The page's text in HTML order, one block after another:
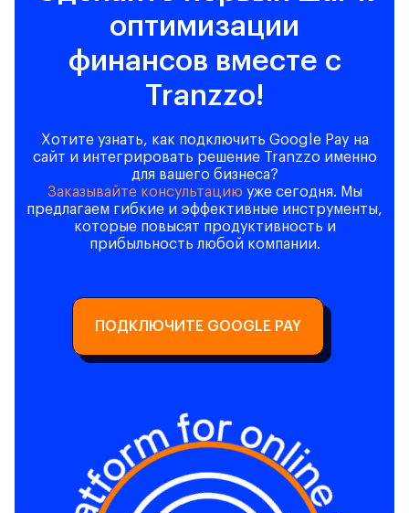
оптимизации
финансов вместе с
Tranzzo!
Хотите узнать, как подключить Google Pay на
сайт и интегрировать решение Tranzzo именно
для вашего бизнеса?
Заказывайте консультацию уже сегодня. Мы
предлагаем гибкие и эффективные инструменты,
которые повысят продуктивность и
прибыльность любой компании.
ПОДКЛЮЧИТЕ GOOGLE PAY